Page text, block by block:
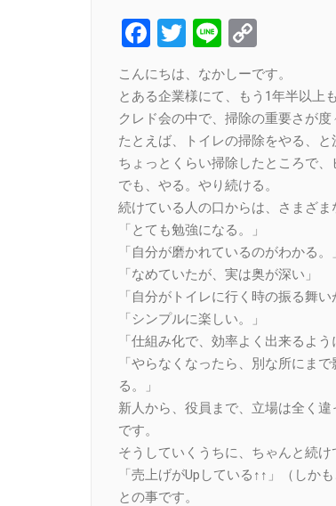
Facebook
Twitter
Line
Link
こんにちは、なかしーです。
とある企業様にて、もう1年半以上
クレド会の中で、掃除の重要さが度
たとえば、トイレの掃除をやる、と
ちょっとくらい掃除したところで
でも、やる。やり続ける。
続けている人の口からは、さまざま
「とても勉強になる。」
「自分が磨かれているのがわかる。」
「なめていたが、実は奥が深い」
「自分がトイレに行く時の振る舞い
「シンプルに楽しい。」
「仕組み化で、効率よく出来るよう
「やらなくなったら、別な所にま
る。」
新人から、役員まで、立場は全く
です。
そうしていくうちに、ちゃんと続け
「売上げがUpしている↑↑」（しか
との事です。